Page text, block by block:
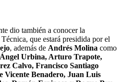
dio también a conocer la
que estará presidida por el
, además de Andrés Molina como
Ángel Urbina, Arturo Trapote,
Calvo, Francisco Santiago
Vicente Benadero, Juan Luis